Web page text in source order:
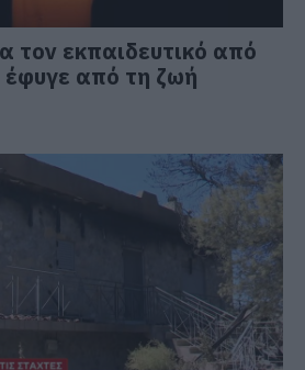
τον εκπαιδευτικό από
έφυγε από τη ζωή